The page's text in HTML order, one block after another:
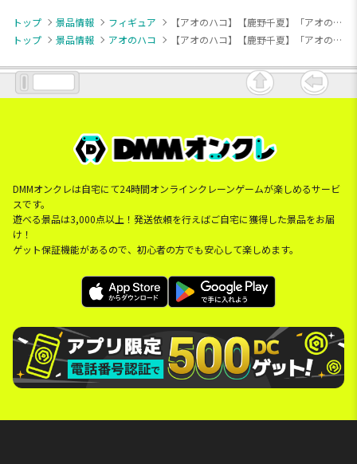
トップ 景品情報 フィギュア
【アオのハコ】【鹿野千夏】「アオのハコ」 ちょこのせ [PM]フィギュア“鹿野千夏”文化祭Ver.
トップ
景品情報 アオのハコ 【アオのハコ】【鹿野千夏】「アオのハコ」 ちょこのせ [PM]フィギュア“鹿野千夏”文化祭Ver.
DMMオンクレは自宅にて24時間オンラインクレーンゲームが楽しめるサービ
スです。
遊べる景品は3,000点以上！発送依頼を行えばご自宅に獲得した景品をお届
け！
ゲット保証機能があるので、初心者の方でも安心して楽しめます。